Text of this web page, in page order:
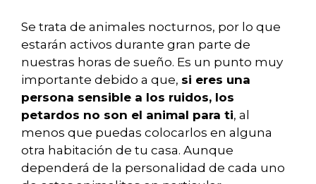
Se trata de animales nocturnos, por lo que
estarán activos durante gran parte de
nuestras horas de sueño. Es un punto muy
importante debido a que, si eres una
persona sensible a los ruidos, los
petardos no son el animal para ti, al
menos que puedas colocarlos en alguna
otra habitación de tu casa. Aunque
dependerá de la personalidad de cada uno